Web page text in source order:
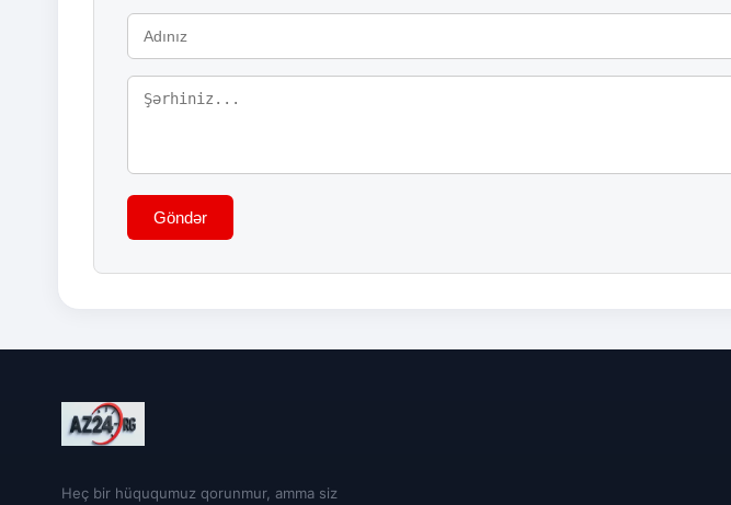
Göndər
Heç bir hüququmuz qorunmur, amma siz